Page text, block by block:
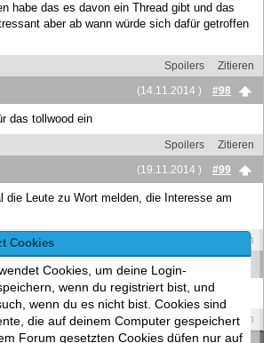
Cookies
Cookies, um deine Login-
wenn du registriert bist, und
wenn du es nicht bist. Cookies sind
die auf deinem Computer gespeichert
Forum gesetzten Cookies düfen nur auf
habe das es davon ein Thread gibt und das
aber ab wann würde sich dafür getroffen
Spoilers
Zitieren
(14.11.2014 )
#98
das tollwood ein
Spoilers
Zitieren
(19.11.2014 )
#99
die Leute zu Wort melden, die Interesse am
Zitieren
(19.11.2014 )
in der Liste im Startpost^^
Spoilers Zitieren